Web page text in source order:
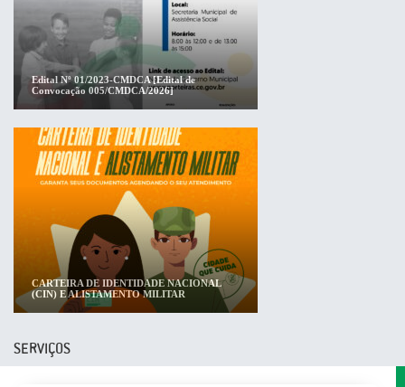
Edital Nº 01/2023-CMDCA [Edital de
Convocação 005/CMDCA/2026]
CARTEIRA DE IDENTIDADE NACIONAL
(CIN) E ALISTAMENTO MILITAR
SERVIÇOS